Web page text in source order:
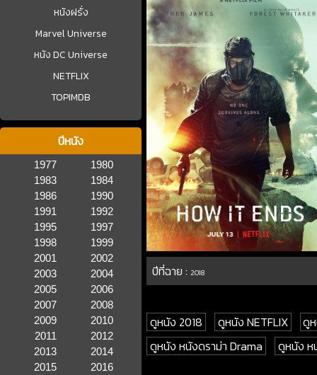
หนังฝรั่ง
Marvel Universe
หนัง DC Universe
NETFLIX
TOPIMDB
ปีหนัง
1977
1980
1983
1984
1986
1990
1991
1992
1995
1997
1998
1999
2001
2002
2003
2004
2005
2006
2007
2008
2009
2010
2011
2012
2013
2014
2015
2016
ปีที่ฉาย :2018
ดูหนัง 2018 ดูหนัง NETFLIX
ดู
ดูหนัง หนังดราม่า Drama
ดูหนัง ห